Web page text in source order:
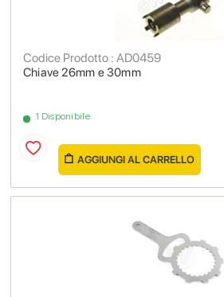
Chiave 26mm e 30mm
Codice Prodotto : AD0459
1 Disponibile
AGGIUNGI AL CARRELLO